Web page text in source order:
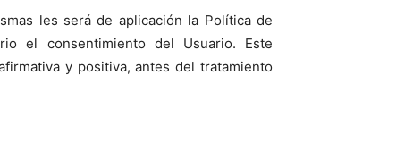
les será de aplicación la Política de
el consentimiento del Usuario. Este
y positiva, antes del tratamiento